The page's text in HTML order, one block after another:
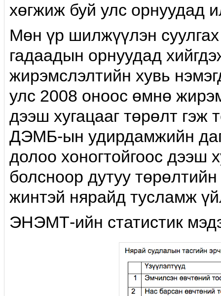
хөгжиж буй улс орнуудад
Мөн үр шилжүүлэн
гадаадын орнуудад
жирэмслэлтийн хувь
улс 2008 оноос өмнө
дээш хугацааг төрөлт гэж
ДЭМБ-ын удирдамжийн
долоо хоногтойгоос дээш
болсноор дутуу
жинтэй нярайд тусламж
ЭНЭМТ-ийн статистик